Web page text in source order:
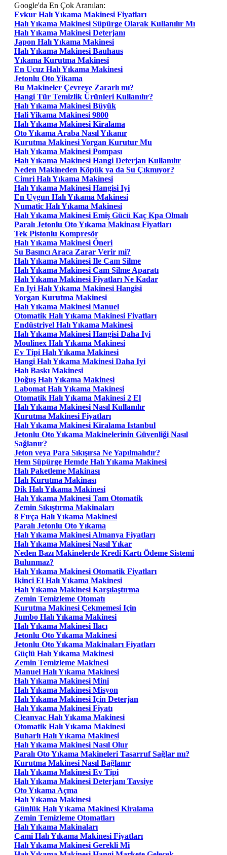
Google'da En Çok Aranılan:
Evkur Halı Yıkama Makinesi Fiyatları
Halı Yıkama Makinesi Süpürge Olarak Kullanılır Mı
Halı Yıkama Makinesi Deterjanı
Japon Halı Yıkama Makinesi
Halı Yıkama Makinesi Bauhaus
Yıkama Kurutma Makinesi
En Ucuz Halı Yıkama Makinesi
Jetonlu Oto Yikama
Bu Makineler Çevreye Zararlı mı?
Hangi Tür Temizlik Ürünleri Kullanılır?
Halı Yıkama Makinesi Büyük
Hali Yikama Makinesi 9800
Halı Yıkama Makinesi Kiralama
Oto Yıkama Araba Nasıl Yıkanır
Kurutma Makinesi Yorgan Kurutur Mu
Halı Yıkama Makinesi Pompası
Halı Yıkama Makinesi Hangi Deterjan Kullanılır
Neden Makineden Köpük ya da Su Çıkmıyor?
Cimri Halı Yıkama Makinesi
Halı Yıkama Makinesi Hangisi Iyi
En Uygun Halı Yıkama Makinesi
Numatic Halı Yıkama Makinesi
Halı Yıkama Makinesi Emiş Gücü Kaç Kpa Olmalı
Paralı Jetonlu Oto Yıkama Makinası Fiyatları
Tek Pistonlu Kompresör
Halı Yıkama Makinesi Öneri
Su Basıncı Araca Zarar Verir mi?
Halı Yıkama Makinesi Ile Cam Silme
Halı Yıkama Makinesi Cam Silme Aparatı
Halı Yıkama Makinesi Fiyatları Ne Kadar
En Iyi Halı Yıkama Makinesi Hangisi
Yorgan Kurutma Makinesi
Halı Yıkama Makinesi Manuel
Otomatik Halı Yıkama Makinesi Fiyatları
Endüstriyel Halı Yıkama Makinesi
Halı Yıkama Makinesi Hangisi Daha Iyi
Moulinex Halı Yıkama Makinesi
Ev Tipi Halı Yıkama Makinesi
Hangi Halı Yıkama Makinesi Daha Iyi
Halı Baskı Makinesi
Doğuş Halı Yıkama Makinesi
Labomat Halı Yıkama Makinesi
Otomatik Halı Yıkama Makinesi 2 El
Halı Yıkama Makinesi Nasıl Kullanılır
Kurutma Makinesi Fiyatları
Halı Yıkama Makinesi Kiralama Istanbul
Jetonlu Oto Yıkama Makinelerinin Güvenliği Nasıl
Sağlanır?
Jeton veya Para Sıkışırsa Ne Yapılmalıdır?
Hem Süpürge Hemde Halı Yıkama Makinesi
Halı Paketleme Makinası
Halı Kurutma Makinası
Dik Halı Yıkama Makinesi
Halı Yıkama Makinesi Tam Otomatik
Zemin Sıkıştırma Makinaları
8 Fırça Halı Yıkama Makinesi
Paralı Jetonlu Oto Yıkama
Halı Yıkama Makinesi Almanya Fiyatları
Halı Yıkama Makinesi Nasıl Yıkar
Neden Bazı Makinelerde Kredi Kartı Ödeme Sistemi
Bulunmaz?
Halı Yıkama Makinesi Otomatik Fiyatları
Ikinci El Halı Yıkama Makinesi
Halı Yıkama Makinesi Karşılaştırma
Zemin Temizleme Otomatı
Kurutma Makinesi Çekmemesi Için
Jumbo Halı Yıkama Makinesi
Halı Yıkama Makinesi Ilacı
Jetonlu Oto Yıkama Makinesi
Jetonlu Oto Yıkama Makinaları Fiyatları
Güçlü Halı Yıkama Makinesi
Zemin Temizleme Makinesi
Manuel Halı Yıkama Makinesi
Halı Yıkama Makinesi Mini
Halı Yıkama Makinesi Misyon
Halı Yıkama Makinesi Için Deterjan
Halı Yıkama Makinesi Fiyatı
Cleanvac Halı Yıkama Makinesi
Otomatik Halı Yıkama Makinesi
Buharlı Halı Yıkama Makinesi
Halı Yıkama Makinesi Nasıl Olur
Paralı Oto Yıkama Makineleri Tasarruf Sağlar mı?
Kurutma Makinesi Nasıl Bağlanır
Halı Yıkama Makinesi Ev Tipi
Halı Yıkama Makinesi Deterjanı Tavsiye
Oto Yıkama Açma
Halı Yıkama Makinesi
Günlük Halı Yıkama Makinesi Kiralama
Zemin Temizleme Otomatları
Halı Yıkama Makinaları
Cami Halı Yıkama Makinesi Fiyatları
Halı Yıkama Makinesi Gerekli Mi